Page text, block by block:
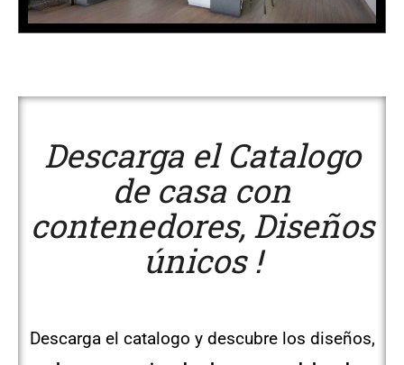
Descarga el Catalogo
de casa con
contenedores, Diseños
únicos !
Descarga el catalogo y descubre los diseños,